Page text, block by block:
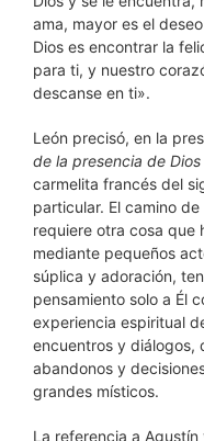
ama, mayor es el
Dios es encontrar la
para ti, y nuestro
descanse en ti».
León precisó, en la
de la presencia de Dios
carmelita francés del
particular. El camino
requiere otra cosa que
mediante pequeños
súplica y adoración,
pensamiento solo a Él
experiencia espiritual
encuentros y diálogos,
abandonos y
grandes místicos.
La referencia a